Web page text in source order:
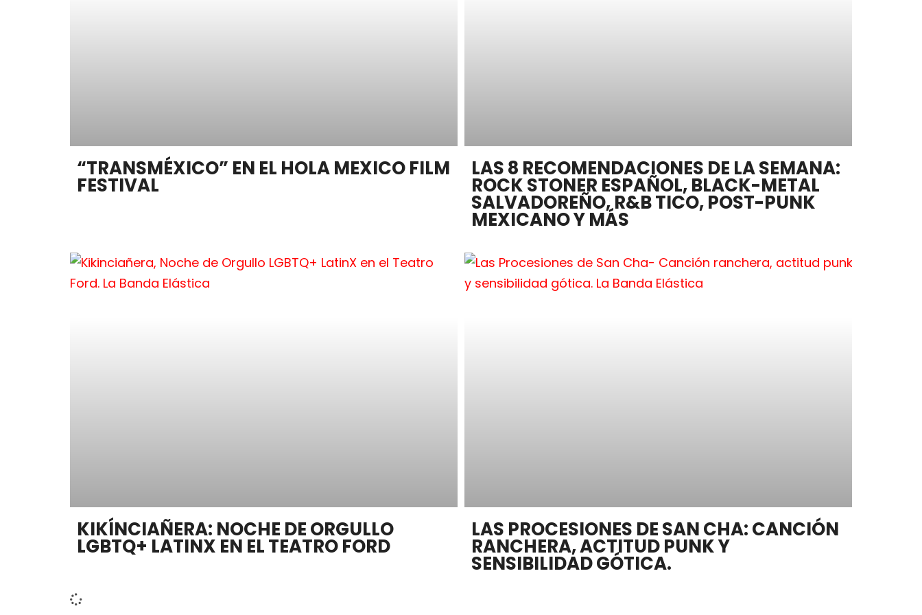
“TRANSMÉXICO” EN EL HOLA MEXICO FILM
FESTIVAL
LAS 8 RECOMENDACIONES DE LA SEMANA:
ROCK STONER ESPAÑOL, BLACK-METAL
SALVADOREÑO, R&B TICO, POST-PUNK
MEXICANO Y MÁS
KIKÍNCIAÑERA: NOCHE DE ORGULLO
LGBTQ+ LATINX EN EL TEATRO FORD
LAS PROCESIONES DE SAN CHA: CANCIÓN
RANCHERA, ACTITUD PUNK Y
SENSIBILIDAD GÓTICA.